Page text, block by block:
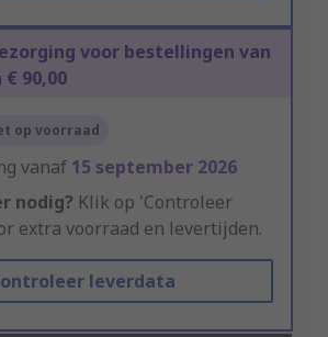
voor bestellingen van
90,00
op voorraad
vanaf 15 september 2026
nodig? Klik op 'Controleer
extra voorraad en levertijden.
leverdata